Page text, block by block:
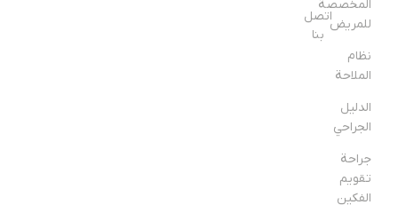
للمريض
الملاحة
الجراحي
الفكين
اتصل
بنا